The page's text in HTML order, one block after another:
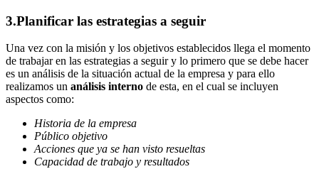
3.Planificar las estrategias a seguir
Una vez con la misión y los objetivos establecidos llega el momento
de trabajar en las estrategias a seguir y lo primero que se debe hacer
es un análisis de la situación actual de la empresa y para ello
realizamos un análisis interno de esta, en el cual se incluyen
aspectos como:
Historia de la empresa
Público objetivo
Acciones que ya se han visto resueltas
Capacidad de trabajo y resultados